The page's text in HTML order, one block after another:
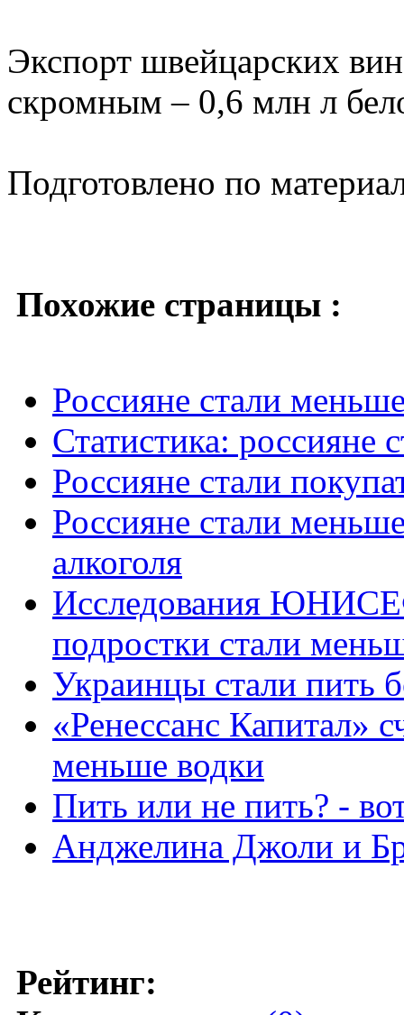
Экспорт швейцарских вин
скромным – 0,6 млн л
Подготовлено по
Похожие страницы :
Россияне стали
Статистика: россияне
Россияне стали
Россияне стали
алкоголя
Исследования
подростки стали
Украинцы стали пить
«Ренессанс Капитал»
меньше водки
Пить или не пить? -
Анджелина Джоли и
Рейтинг: